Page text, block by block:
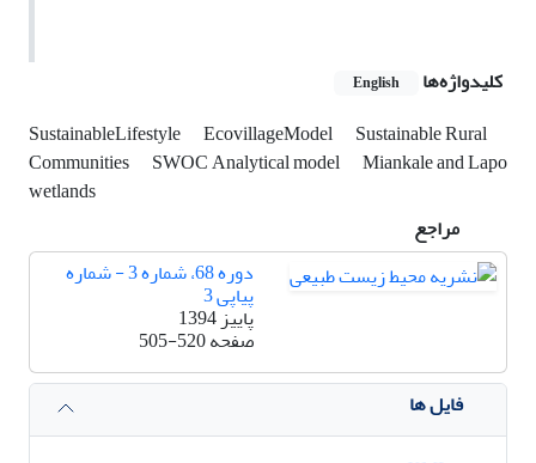
کلیدواژه‌ها English
SustainableLifestyle EcovillageModel
Sustainable Rural
Communities
SWOC Analytical model
Miankale and Lapo
wetlands
مراجع
دوره 68، شماره 3 - شماره
پیاپی 3
پاییز 1394
صفحه505-520
فایل ها